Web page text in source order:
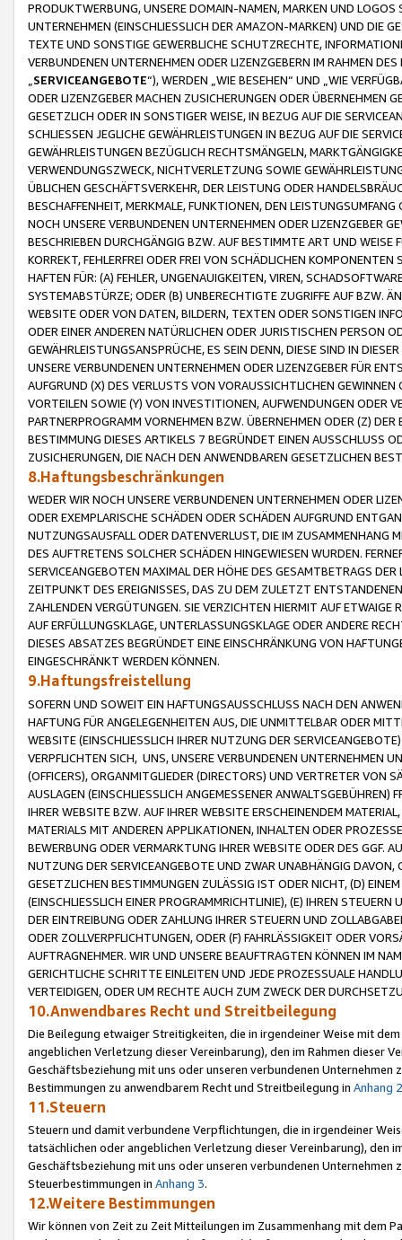
PRODUKTWERBUNG, UNSERE DOMAIN-NAMEN, MARKEN UND
UNTERNEHMEN (EINSCHLIESSLICH DER AMAZON-MARKEN) UND DIE
TEXTE UND SONSTIGE GEWERBLICHE SCHUTZRECHTE,
VERBUNDENEN UNTERNEHMEN ODER LIZENZGEBERN IM RAHMEN
SERVICEANGEBOTE“), WERDEN „WIE BESEHEN“ UND „WIE
ODER LIZENZGEBER MACHEN ZUSICHERUNGEN ODER ÜBERNEHMEN
GESETZLICH ODER IN SONSTIGER WEISE, IN BEZUG AUF DIE
SCHLIESSEN JEGLICHE GEWÄHRLEISTUNGEN IN BEZUG AUF DIE
GEWÄHRLEISTUNGEN BEZÜGLICH RECHTSMÄNGELN,
VERWENDUNGSZWECK, NICHTVERLETZUNG SOWIE
ÜBLICHEN GESCHÄFTSVERKEHR, DER LEISTUNG ODER
BESCHAFFENHEIT, MERKMALE, FUNKTIONEN, DEN
NOCH UNSERE VERBUNDENEN UNTERNEHMEN ODER LIZENZGEBER
BESCHRIEBEN DURCHGÄNGIG BZW. AUF BESTIMMTE ART UND
KORREKT, FEHLERFREI ODER FREI VON SCHÄDLICHEN
HAFTEN FÜR: (A) FEHLER, UNGENAUIGKEITEN, VIREN,
SYSTEMABSTÜRZE; ODER (B) UNBERECHTIGTE ZUGRIFFE AUF BZW.
WEBSITE ODER VON DATEN, BILDERN, TEXTEN ODER SONSTIGEN
ODER EINER ANDEREN NATÜRLICHEN ODER JURISTISCHEN PERSON
GEWÄHRLEISTUNGSANSPRÜCHE, ES SEIN DENN, DIESE SIND IN
UNSERE VERBUNDENEN UNTERNEHMEN ODER LIZENZGEBER FÜR
AUFGRUND (X) DES VERLUSTS VON VORAUSSICHTLICHEN
VORTEILEN SOWIE (Y) VON INVESTITIONEN, AUFWENDUNGEN ODER
PARTNERPROGRAMM VORNEHMEN BZW. ÜBERNEHMEN ODER (Z)
BESTIMMUNG DIESES ARTIKELS 7 BEGRÜNDET EINEN AUSSCHLUSS
ZUSICHERUNGEN, DIE NACH DEN ANWENDBAREN GESETZLICHEN
8.Haftungsbeschränkungen
WEDER WIR NOCH UNSERE VERBUNDENEN UNTERNEHMEN ODER
ODER EXEMPLARISCHE SCHÄDEN ODER SCHÄDEN AUFGRUND
NUTZUNGSAUSFALL ODER DATENVERLUST, DIE IM ZUSAMMENHANG
DES AUFTRETENS SOLCHER SCHÄDEN HINGEWIESEN WURDEN.
SERVICEANGEBOTEN MAXIMAL DER HÖHE DES GESAMTBETRAGS
ZEITPUNKT DES EREIGNISSES, DAS ZU DEM ZULETZT
ZAHLENDEN VERGÜTUNGEN. SIE VERZICHTEN HIERMIT AUF
AUF ERFÜLLUNGSKLAGE, UNTERLASSUNGSKLAGE ODER ANDERE
DIESES ABSATZES BEGRÜNDET EINE EINSCHRÄNKUNG VON
EINGESCHRÄNKT WERDEN KÖNNEN.
9.Haftungsfreistellung
SOFERN UND SOWEIT EIN HAFTUNGSAUSSCHLUSS NACH DEN
HAFTUNG FÜR ANGELEGENHEITEN AUS, DIE UNMITTELBAR ODER
WEBSITE (EINSCHLIESSLICH IHRER NUTZUNG DER
VERPFLICHTEN SICH, UNS, UNSERE VERBUNDENEN UNTERNEHMEN
(OFFICERS), ORGANMITGLIEDER (DIRECTORS) UND VERTRETER VON
AUSLAGEN (EINSCHLIESSLICH ANGEMESSENER
IHRER WEBSITE BZW. AUF IHRER WEBSITE ERSCHEINENDEM
MATERIALS MIT ANDEREN APPLIKATIONEN, INHALTEN ODER
BEWERBUNG ODER VERMARKTUNG IHRER WEBSITE ODER DES GGF.
NUTZUNG DER SERVICEANGEBOTE UND ZWAR UNABHÄNGIG
GESETZLICHEN BESTIMMUNGEN ZULÄSSIG IST ODER NICHT, (D)
(EINSCHLIESSLICH EINER PROGRAMMRICHTLINIE), (E) IHREN
DER EINTREIBUNG ODER ZAHLUNG IHRER STEUERN UND
ODER ZOLLVERPFLICHTUNGEN, ODER (F) FAHRLÄSSIGKEIT ODER
AUFTRAGNEHMER. WIR UND UNSERE BEAUFTRAGTEN KÖNNEN IM
GERICHTLICHE SCHRITTE EINLEITEN UND JEDE PROZESSUALE
VERTEIDIGEN, ODER UM RECHTE AUCH ZUM ZWECK DER
10.Anwendbares Recht und Streitbeilegung
Die Beilegung etwaiger Streitigkeiten, die in irgendeiner Weise mit
angeblichen Verletzung dieser Vereinbarung), den im Rahmen dieser
Geschäftsbeziehung mit uns oder unseren verbundenen
Bestimmungen zu anwendbarem Recht und Streitbeilegung in Anhang 2
11.Steuern
Steuern und damit verbundene Verpflichtungen, die in irgendeiner
tatsächlichen oder angeblichen Verletzung dieser Vereinbarung), den
Geschäftsbeziehung mit uns oder unseren verbundenen
Steuerbestimmungen in Anhang 3.
12.Weitere Bestimmungen
Wir können von Zeit zu Zeit Mitteilungen im Zusammenhang mit dem